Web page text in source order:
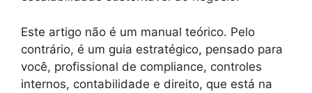
Este artigo não é um manual teórico. Pelo
contrário, é um guia estratégico, pensado para
você, profissional de compliance, controles
internos, contabilidade e direito, que está na